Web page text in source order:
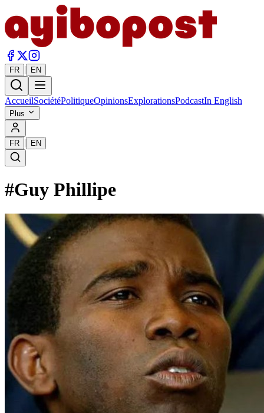
FR | EN
AccueilSociétéPolitiqueOpinionsExplorationsPodcastIn English
Plus
FR | EN
#Guy Phillipe